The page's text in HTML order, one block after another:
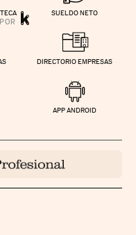
SUELDO NETO
DIRECTORIO EMPRESAS
APP ANDROID